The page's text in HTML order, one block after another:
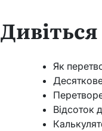
Як
Відсоток